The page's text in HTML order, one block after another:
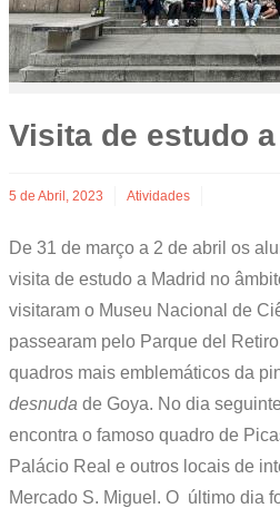
Visita de estudo
5 de Abril, 2023 Atividades
De 31 de março a 2 de abril os
visita de estudo a Madrid no
visitaram o Museu Nacional de
passearam pelo Parque del
quadros mais emblemáticos da
desnuda de Goya. No dia
encontra o famoso quadro de
Palácio Real e outros locais de
Mercado S. Miguel. O último dia